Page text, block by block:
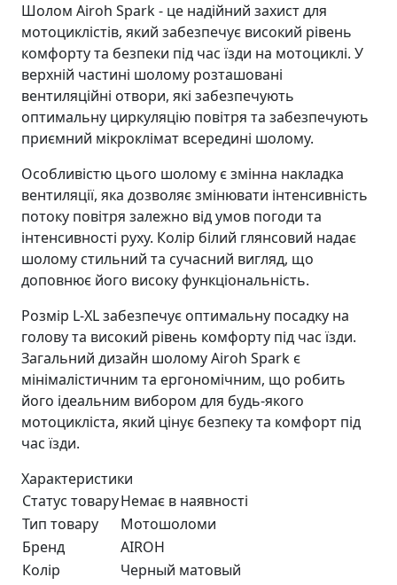
Шолом Airoh Spark - це надійний захист для
мотоциклістів, який забезпечує високий рівень
комфорту та безпеки під час їзди на мотоциклі. У
верхній частині шолому розташовані
вентиляційні отвори, які забезпечують
оптимальну циркуляцію повітря та забезпечують
приємний мікроклімат всередині шолому.
Особливістю цього шолому є змінна накладка
вентиляції, яка дозволяє змінювати інтенсивність
потоку повітря залежно від умов погоди та
інтенсивності руху. Колір білий глянсовий надає
шолому стильний та сучасний вигляд, що
доповнює його високу функціональність.
Розмір L-XL забезпечує оптимальну посадку на
голову та високий рівень комфорту під час їзди.
Загальний дизайн шолому Airoh Spark є
мінімалістичним та ергономічним, що робить
його ідеальним вибором для будь-якого
мотоцикліста, який цінує безпеку та комфорт під
час їзди.
Характеристики
Статус товаруНемає в наявності
Тип товару
Мотошоломи
Бренд
AIROH
Колір
Черный матовый